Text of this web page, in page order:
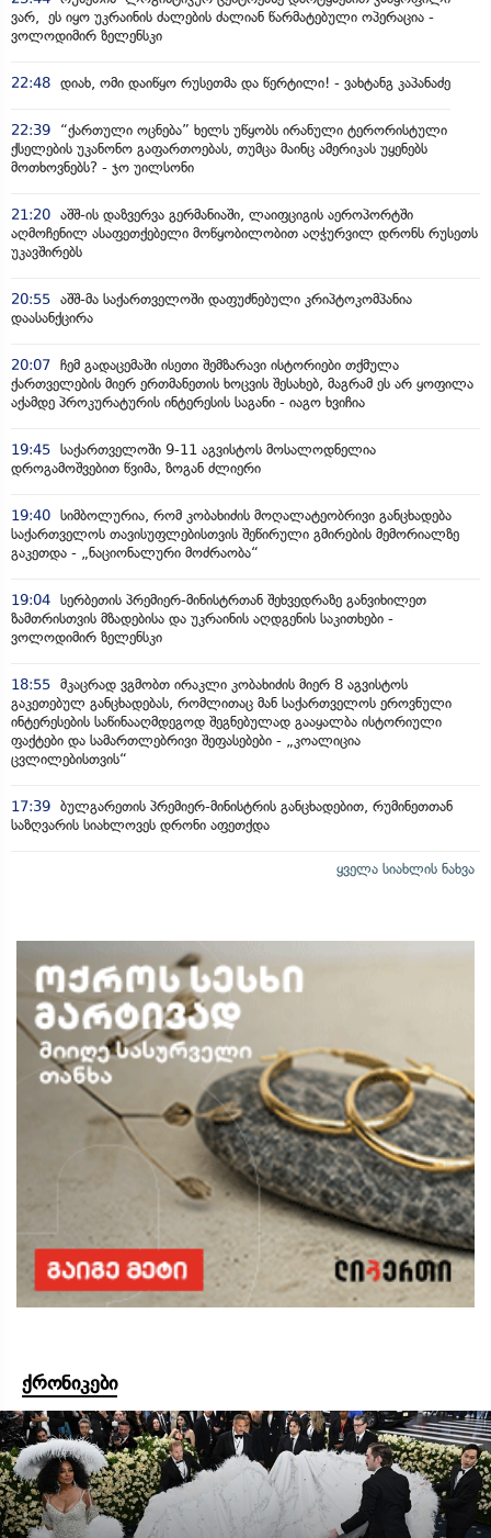
ვარ, ეს იყო უკრაინის ძალების ძალიან წარმატებული ოპერაცია -
ვოლოდიმირ ზელენსკი
22:48 დიახ, ომი დაიწყო რუსეთმა და წერტილი! - ვახტანგ კაპანაძე
22:39
“ქართული ოცნება” ხელს უწყობს ირანული ტერორისტული
ქსელების უკანონო გაფართოებას, თუმცა მაინც ამერიკას უყენებს
მოთხოვნებს? - ჯო უილსონი
21:20 აშშ-ის დაზვერვა გერმანიაში, ლაიფციგის აეროპორტში
აღმოჩენილ ასაფეთქებელი მოწყობილობით აღჭურვილ დრონს რუსეთს
უკავშირებს
20:55 აშშ-მა საქართველოში დაფუძნებული კრიპტოკომპანია
დაასანქცირა
20:07 ჩემ გადაცემაში ისეთი შემზარავი ისტორიები თქმულა
ქართველების მიერ ერთმანეთის ხოცვის შესახებ, მაგრამ ეს არ ყოფილა
აქამდე პროკურატურის ინტერესის საგანი - იაგო ხვიჩია
19:45 საქართველოში 9-11 აგვისტოს მოსალოდნელია
დროგამოშვებით წვიმა, ზოგან ძლიერი
19:40 სიმბოლურია, რომ კობახიძის მოღალატეობრივი განცხადება
საქართველოს თავისუფლებისთვის შეწირული გმირების მემორიალზე
გაკეთდა - „ნაციონალური მოძრაობა“
19:04 სერბეთის პრემიერ-მინისტრთან შეხვედრაზე განვიხილეთ
ზამთრისთვის მზადებისა და უკრაინის აღდგენის საკითხები -
ვოლოდიმირ ზელენსკი
18:55 მკაცრად ვგმობთ ირაკლი კობახიძის მიერ 8 აგვისტოს
გაკეთებულ განცხადებას, რომლითაც მან საქართველოს ეროვნული
ინტერესების საწინააღმდეგოდ შეგნებულად გააყალბა ისტორიული
ფაქტები და სამართლებრივი შეფასებები - „კოალიცია
ცვლილებისთვის“
17:39 ბულგარეთის პრემიერ-მინისტრის განცხადებით, რუმინეთთან
საზღვარის სიახლოვეს დრონი აფეთქდა
ყველა სიახლის ნახვა
ქრონიკები